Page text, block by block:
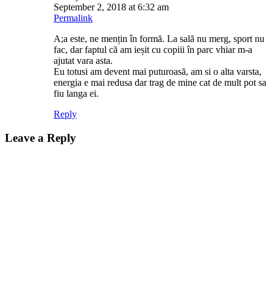
September 2, 2018 at 6:32 am
Permalink
A;a este, ne mențin în formă. La sală nu merg, sport nu
fac, dar faptul că am ieșit cu copiii în parc vhiar m-a
ajutat vara asta.
Eu totusi am devent mai puturoasă, am si o alta varsta,
energia e mai redusa dar trag de mine cat de mult pot sa
fiu langa ei.
Reply
Leave a Reply